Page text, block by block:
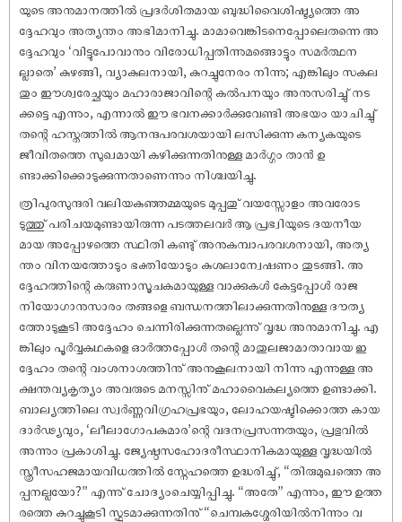
യുടെ അനുമാനത്തിൽ പ്രദർശിതമായ ബുദ്ധിവൈശിഷ്ട്യത്തെ അ
ദ്ദേഹവും അത്യന്തം അഭിമാനിച്ചു. മാമാവെങ്കിടനെപ്പോലെതന്നെ അ
ദ്ദേഹവും ‘വിട്ടുപോവാനും വിരോധിപ്പതിന്നുമങ്ങൊട്ടും സമർത്ഥന
ല്ലാതെ’ കുഴങ്ങി, വ്യാകുലനായി, കുറച്ചുനേരം നിന്നു; എങ്കിലും സകല
തും ഈശ്വരേച്ഛയും മഹാരാജാവിന്റെ കൽപനയും അനുസരിച്ചു് നട
ക്കട്ടെ എന്നും, എന്നാൽ ഈ ഭവനക്കാർക്കുവേണ്ടി അഭയം യാചിച്ചു്
തന്റെ ഹസ്തത്തിൽ ആനന്ദപരവശയായി ലസിക്കുന്ന കന്യകയുടെ
ജീവിതത്തെ സുഖമായി കഴിക്കുന്നതിനുള്ള മാർഗ്ഗം താൻ ഉ
ണ്ടാക്കിക്കൊടുക്കുന്നതാണെന്നും നിശ്ചയിച്ചു.
ത്രിപുരസുന്ദരി വലിയകുഞ്ഞമ്മയുടെ മുപ്പതു് വയസ്സോളം അവരോട
ടുത്തു് പരിചയമുണ്ടായിരുന്ന പടത്തലവർ ആ പ്രഭ്വിയുടെ ദയനീയ
മായ അപ്പോഴത്തെ സ്ഥിതി കണ്ടു് അനുകമ്പാപരവശനായി, അത്യ
ന്തം വിനയത്തോടും ഭക്തിയോടും കുശലാന്വേഷണം തുടങ്ങി. അ
ദ്ദേഹത്തിന്റെ കരുണാസൂചകമായുള്ള വാക്കുകൾ കേട്ടപ്പോൾ രാജ
നിയോഗാനുസാരം തങ്ങളെ ബന്ധനത്തിലാക്കുന്നതിനുള്ള ദൗത്യ
ത്തോടുകൂടി അദ്ദേഹം ചെന്നിരിക്കുന്നതല്ലെന്നു് വൃദ്ധ അനുമാനിച്ചു. എ
ങ്കിലും പൂർവ്വകഥകളെ ഓർത്തപ്പോൾ തന്റെ മാതുലജാമാതാവായ ഇ
ദ്ദേഹം തന്റെ വംശനാശത്തിനു് അനുകൂലനായി നിന്നു എന്നുള്ള അ
ക്ഷന്തവ്യകൃത്യം അവരുടെ മനസ്സിനു് മഹാവൈകല്യത്തെ ഉണ്ടാക്കി.
ബാല്യത്തിലെ സ്വർണ്ണവിഗ്രഹപ്രഭയും, ലോഹയഷ്ടിക്കൊത്ത കായ
ദാർഢ്യവും, ‘ലീലാഗോപകുമാര’ന്റെ വദനപ്രസന്നതയും, പ്രഭുവിൽ
അന്നും പ്രകാശിച്ചു. ജ്യേഷ്ഠസഹോദരീസ്ഥാനികമായുള്ള വൃദ്ധയിൽ
സ്ത്രീസഹജമായവിധത്തിൽ സ്നേഹത്തെ ഉദ്ധരിച്ചു്, “തിരുമുഖത്തെ അ
പ്പനല്ലയോ?” എന്നു് ചോദ്യംചെയ്യിപ്പിച്ചു. “അതേ” എന്നും, ഈ ഉത്ത
രത്തെ കുറച്ചുകൂടി സ്ഫുടമാക്കുന്നതിനു് “ചെമ്പകശ്ശേരിയിൽനിന്നും വ